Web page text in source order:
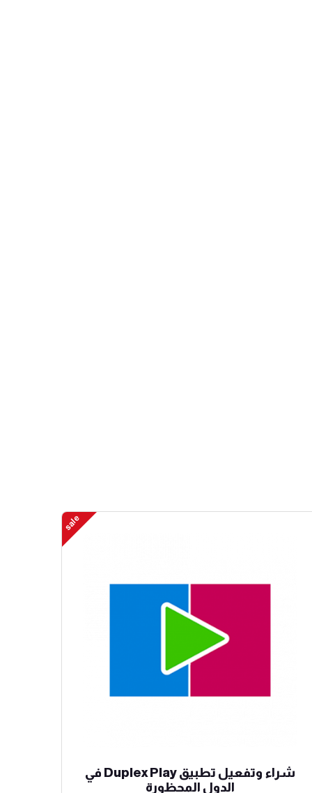
sale
شراء وتفعيل تطبيق Duplex Play في
الدول المحظورة